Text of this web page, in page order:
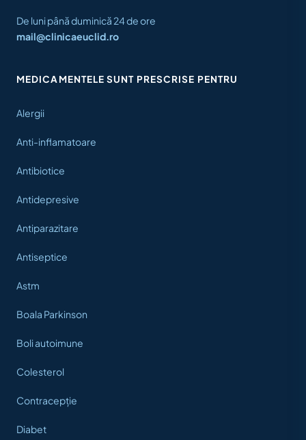
De luni până duminică 24 de ore
mail@clinicaeuclid.ro
MEDICAMENTELE SUNT PRESCRISE PENTRU
Alergii
Anti-inflamatoare
Antibiotice
Antidepresive
Antiparazitare
Antiseptice
Astm
Boala Parkinson
Boli autoimune
Colesterol
Contracepție
Diabet